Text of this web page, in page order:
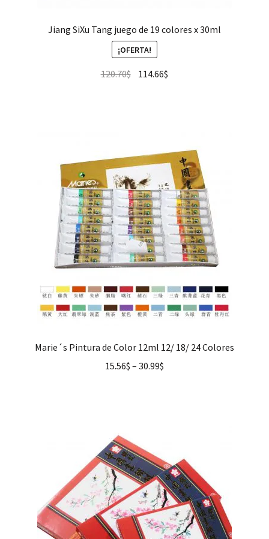
Jiang SiXu Tang juego de 19 colores x 30ml
¡OFERTA!
120.70$ 114.66$
Marie´s Pintura de Color 12ml 12/ 18/ 24 Colores
15.56$ – 30.99$